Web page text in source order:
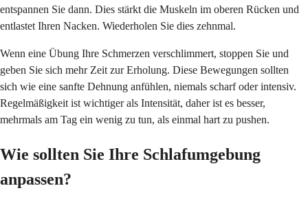
entspannen Sie dann. Dies stärkt die Muskeln im oberen Rücken und
entlastet Ihren Nacken. Wiederholen Sie dies zehnmal.
Wenn eine Übung Ihre Schmerzen verschlimmert, stoppen Sie und
geben Sie sich mehr Zeit zur Erholung. Diese Bewegungen sollten
sich wie eine sanfte Dehnung anfühlen, niemals scharf oder intensiv.
Regelmäßigkeit ist wichtiger als Intensität, daher ist es besser,
mehrmals am Tag ein wenig zu tun, als einmal hart zu pushen.
Wie sollten Sie Ihre Schlafumgebung
anpassen?